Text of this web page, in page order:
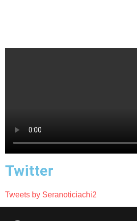
Twitter
Tweets by Seranoticiachi2